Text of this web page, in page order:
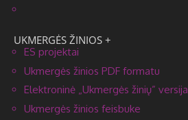
UKMERGĖS ŽINIOS +
ES projektai
Ukmergės žinios PDF formatu
Elektroninė „Ukmergės žinių” versija
Ukmergės žinios feisbuke